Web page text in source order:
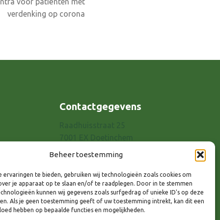
Beheer toestemming
ervaringen te bieden, gebruiken wij technologieën zoals cookies om
je apparaat op te slaan en/of te raadplegen. Door in te stemmen
kunnen wij gegevens zoals surfgedrag of unieke ID's op deze
Als je geen toestemming geeft of uw toestemming intrekt, kan dit een
hebben op bepaalde functies en mogelijkheden.
verdenking op corona
Contactgegevens
E-mail: info@8rhk.nl
Privacyverklaring
Cookieverklaring
Disclaimer